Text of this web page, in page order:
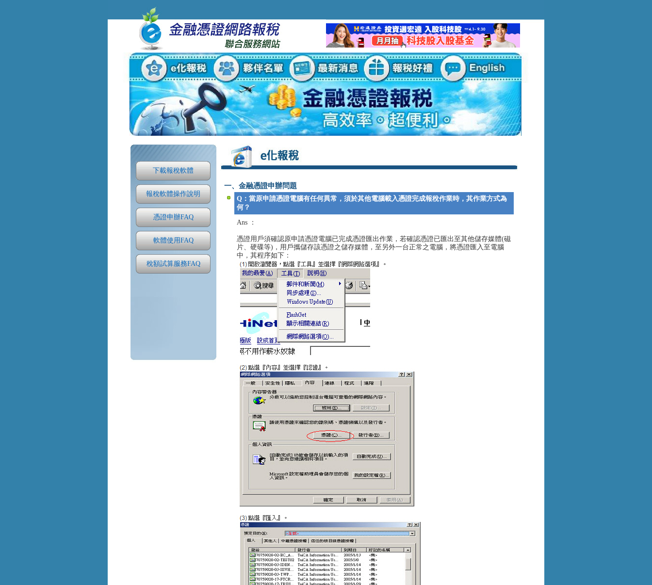
下載報稅軟體
報稅軟體操作說明
憑證申辦FAQ
軟體使用FAQ
稅額試算服務FAQ
一、金融憑證申辦問題
Q：當原申請憑證電腦有任何異常，須於其他電腦載入憑證完成報稅作業時，其作業方式為
何？
Ans ：
憑證用戶須確認原申請憑證電腦已完成憑證匯出作業，若確認憑證已匯出至其他儲存媒體(磁
片、硬碟等)，用戶攜儲存該憑證之儲存媒體，至另外一台正常之電腦，將憑證匯入至電腦
中，其程序如下：